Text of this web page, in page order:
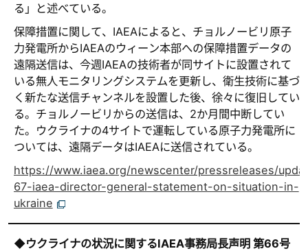
る」と述べている。
保障措置に関して、IAEAによると、チョルノービリ原子
力発電所からIAEAのウィーン本部への保障措置データの
遠隔送信は、今週IAEAの技術者が同サイトに設置されて
いる無人モニタリングシステムを更新し、衛生技術に基づ
く新たな送信チャンネルを設置した後、徐々に復旧してい
る。チョルノービリからの送信は、2か月間中断してい
た。ウクライナの4サイトで運転している原子力発電所に
ついては、遠隔データはIAEAに送信されている。
https://www.iaea.org/newscenter/pressreleases/
67-iaea-director-general-statement-on-situation-in-
ukraine
◆ウクライナの状況に関するIAEA事務局長声明 第66号